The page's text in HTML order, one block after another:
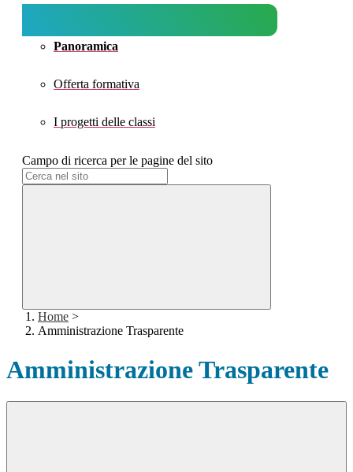
Panoramica
Offerta formativa
I progetti delle classi
Campo di ricerca per le pagine del sito
Home >
Amministrazione Trasparente
Amministrazione Trasparente